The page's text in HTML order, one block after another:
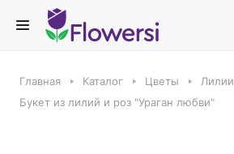
Главная Каталог Цветы
Лилии
Букет из лилий и роз "Ураган любви"